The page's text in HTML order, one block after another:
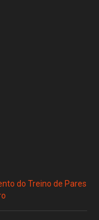
do Treino de Pares